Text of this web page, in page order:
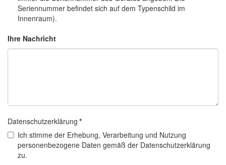
Seriennummer befindet sich auf dem Typenschild im
Innenraum).
Ihre Nachricht
Datenschutzerklärung *
Ich stimme der Erhebung, Verarbeitung und Nutzung
personenbezogene Daten gemäß der Datenschutzerklärung
zu.